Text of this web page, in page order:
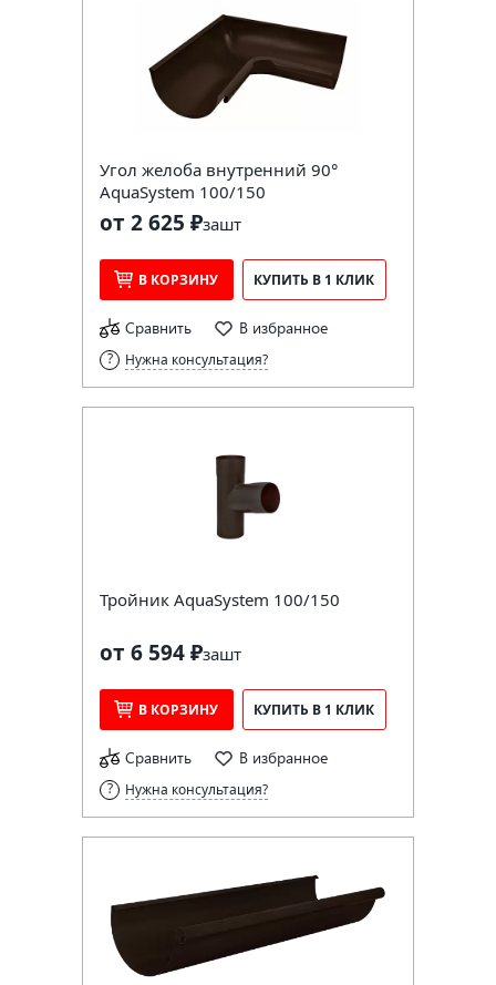
Угол желоба внутренний 90°
AquaSystem 100/150
от 2 625 ₽зашт
В КОРЗИНУ КУПИТЬ В 1 КЛИК
Сравнить В избранное
Нужна консультация?
Тройник AquaSystem 100/150
от 6 594 ₽зашт
В КОРЗИНУ КУПИТЬ В 1 КЛИК
Сравнить В избранное
Нужна консультация?